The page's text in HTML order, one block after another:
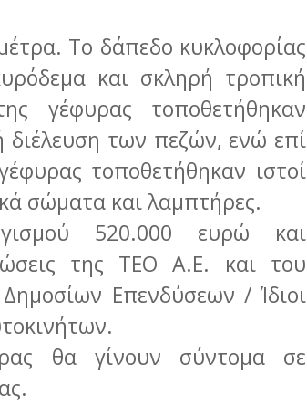
Το δάπεδο κυκλοφορίας
και σκληρή τροπική
γέφυρας τοποθετήθηκαν
διέλευση των πεζών, ενώ επί
τοποθετήθηκαν ιστοί
σώματα και λαμπτήρες.
520.000 ευρώ και
της ΤΕΟ Α.Ε. και του
Επενδύσεων / Ίδιοι
θα γίνουν σύντομα σε